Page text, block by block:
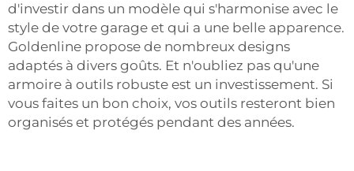
d'investir dans un modèle qui s'harmonise avec le
style de votre garage et qui a une belle apparence.
Goldenline propose de nombreux designs
adaptés à divers goûts. Et n'oubliez pas qu'une
armoire à outils robuste est un investissement. Si
vous faites un bon choix, vos outils resteront bien
organisés et protégés pendant des années.